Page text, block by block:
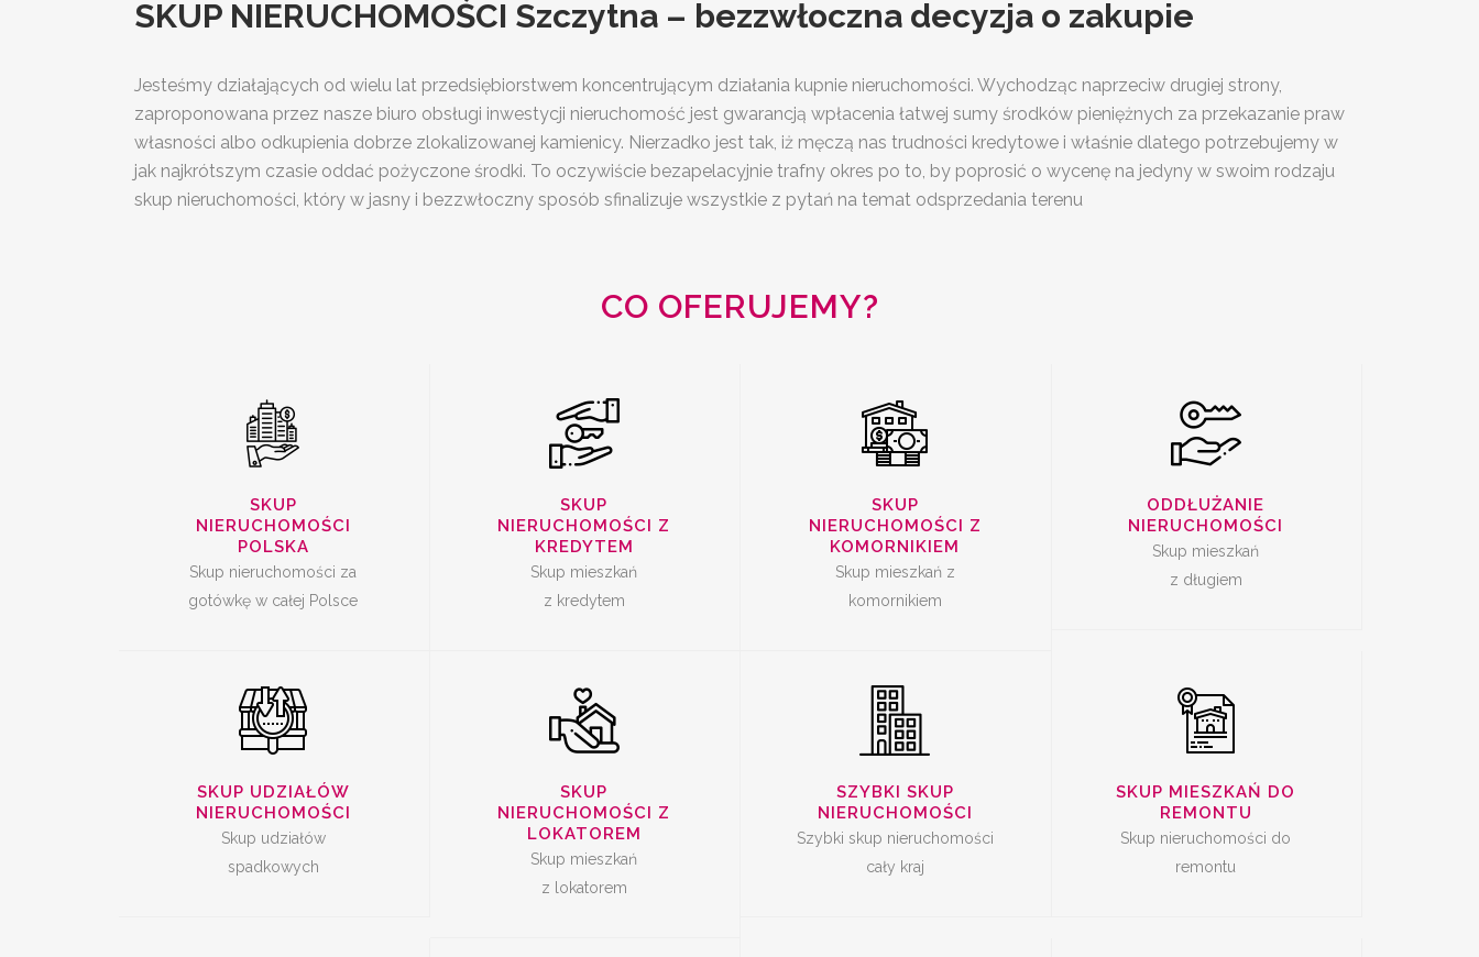
SKUP NIERUCHOMOŚCI Szczytna – bezzwłoczna decyzja o zakupie
Jesteśmy działających od wielu lat przedsiębiorstwem koncentrującym działania kupnie nieruchomości. Wychodząc naprzeciw drugiej strony,
zaproponowana przez nasze biuro obsługi inwestycji nieruchomość jest gwarancją wpłacenia łatwej sumy środków pieniężnych za przekazanie praw
własności albo odkupienia dobrze zlokalizowanej kamienicy. Nierzadko jest tak, iż męczą nas trudności kredytowe i właśnie dlatego potrzebujemy w
jak najkrótszym czasie oddać pożyczone środki. To oczywiście bezapelacyjnie trafny okres po to, by poprosić o wycenę na jedyny w swoim rodzaju
skup nieruchomości, który w jasny i bezzwłoczny sposób sfinalizuje wszystkie z pytań na temat odsprzedania terenu
CO OFERUJEMY?
SKUP
NIERUCHOMOŚCI
POLSKA
Skup nieruchomości za
gotówkę w całej Polsce
SKUP
NIERUCHOMOŚCI
SKUP
NIERUCHOMOŚCI Z
KREDYTEM
Skup mieszkań
z kredytem
SKUP MIESZKAŃ Z
SKUP
NIERUCHOMOŚCI Z
KOMORNIKIEM
Skup mieszkań z
komornikiem
SKUP
NIERUCHOMOŚCI Z
ODDŁUŻANIE
NIERUCHOMOŚCI
Skup mieszkań
z długiem
SKUP UDZIAŁÓW
NIERUCHOMOŚCI
Skup udziałów
spadkowych
SKUP UDZIAŁÓW W
NIERUCHOMOŚCI
SKUP
NIERUCHOMOŚCI Z
LOKATOREM
Skup mieszkań
z lokatorem
SPRZEDAŻ
MIESZKANIA Z
LOKATOREM
SZYBKI SKUP
NIERUCHOMOŚCI
Szybki skup nieruchomości
cały kraj
SZYBKA SPRZEDAŻ
MIESZKANIA
SKUP MIESZKAŃ DO
REMONTU
Skup nieruchomości do
remontu
SKUP LOKALI DO
REMONTU
SKUP SPALONYCH
NIERUCHOMOŚCI
NIERUCHOMOŚCI Z
PROBLEMAMI
NIERUCHOMOŚCI
ZA GOTÓWKĘ
SKUP MIESZKAŃ